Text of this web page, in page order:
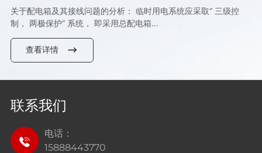
关于配电箱及其接线问题的分析： 临时用电系统应采取“ 三级控
制， 两极保护” 系统， 即采用总配电箱…
查看详情
联系我们
电话：
15888443770